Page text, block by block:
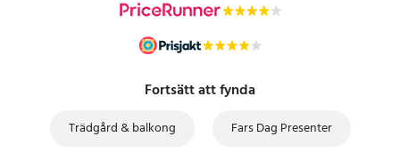
Fortsätt att fynda
Trädgård & balkong Fars Dag Presenter